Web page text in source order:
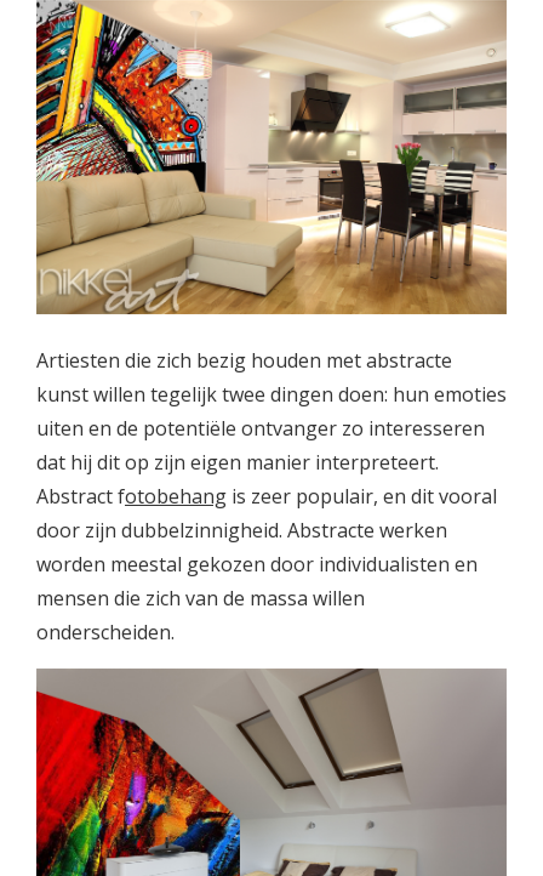
Artiesten die zich bezig houden met abstracte
kunst willen tegelijk twee dingen doen: hun emoties
uiten en de potentiële ontvanger zo interesseren
dat hij dit op zijn eigen manier interpreteert.
Abstract fotobehang is zeer populair, en dit vooral
door zijn dubbelzinnigheid. Abstracte werken
worden meestal gekozen door individualisten en
mensen die zich van de massa willen
onderscheiden.